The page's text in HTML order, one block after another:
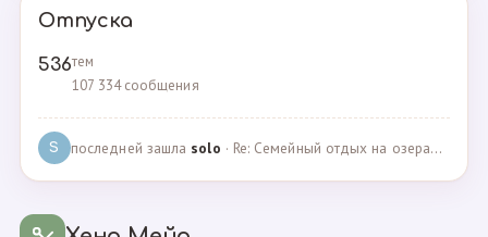
Отпуска
536тем
107 334 сообщения
S последней зашла solo · Re: Семейный отдых на озерах Челябинской области. П… · 04.05.2025